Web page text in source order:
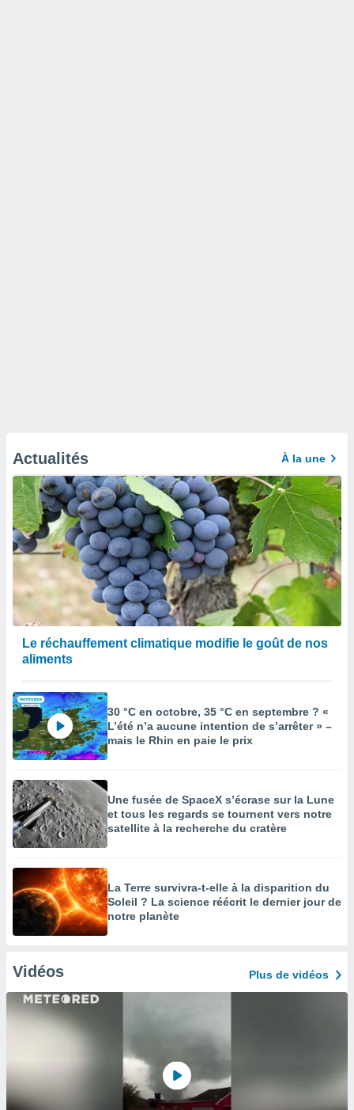
Actualités À la une
Le réchauffement climatique modifie le goût de nos
aliments
30 °C en octobre, 35 °C en septembre ? «
L’été n’a aucune intention de s’arrêter » –
mais le Rhin en paie le prix
Une fusée de SpaceX s’écrase sur la Lune
et tous les regards se tournent vers notre
satellite à la recherche du cratère
La Terre survivra-t-elle à la disparition du
Soleil ? La science réécrit le dernier jour de
notre planète
Vidéos Plus de vidéos